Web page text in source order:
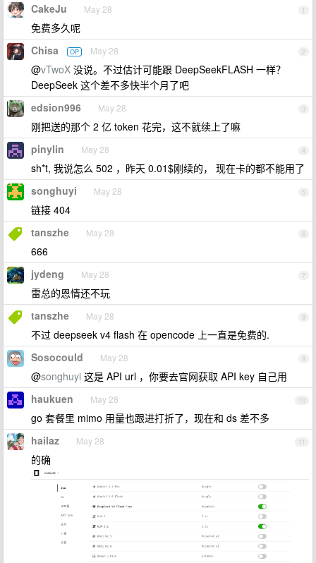
1
CakeJu May 28
免费多久呢
2
Chisa OP May 28
@vTwoX 没说。不过估计可能跟 DeepSeekFLASH 一样？
DeepSeek 这个差不多快半个月了吧
3
edsion996 May 28
刚把送的那个 2 亿 token 花完，这不就续上了嘛
4
pinylin May 28
sh*t, 我说怎么 502 ，昨天 0.01$刚续的， 现在卡的都不能用了
5
songhuyi May 28
链接 404
6
tanszhe May 28
666
7
jydeng May 28
雷总的恩情还不玩
8
tanszhe May 28
不过 deepseek v4 flash 在 opencode 上一直是免费的.
9
Sosocould May 28
@songhuyi 这是 API url ，你要去官网获取 API key 自己用
10
haukuen May 28
go 套餐里 mimo 用量也跟进打折了，现在和 ds 差不多
11
hailaz May 28
的确